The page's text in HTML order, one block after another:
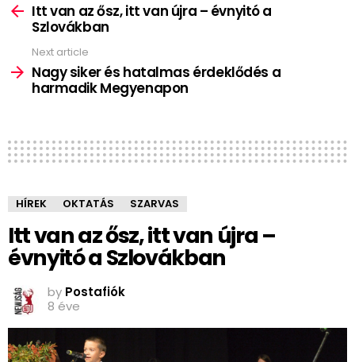
moreItt van az ősz, itt van újra – évnyitó a
Szlovákban
Next article
Nagy siker és hatalmas érdeklődés a
harmadik Megyenapon
HÍREK OKTATÁS SZARVAS
Itt van az ősz, itt van újra –
évnyitó a Szlovákban
by Postafiók
8 éve